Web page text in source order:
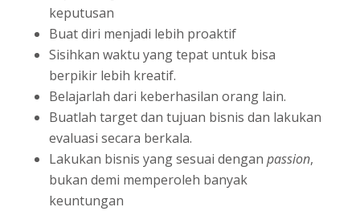
keputusan
Buat diri menjadi lebih proaktif
Sisihkan waktu yang tepat untuk bisa
berpikir lebih kreatif.
Belajarlah dari keberhasilan orang lain.
Buatlah target dan tujuan bisnis dan lakukan
evaluasi secara berkala.
Lakukan bisnis yang sesuai dengan passion,
bukan demi memperoleh banyak
keuntungan